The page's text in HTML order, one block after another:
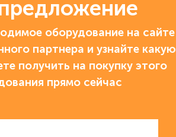
оборудование на сайте
партнера и узнайте какую
получить на покупку этого
прямо сейчас